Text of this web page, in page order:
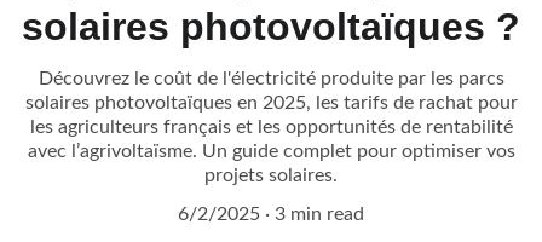
solaires photovoltaïques ?
Découvrez le coût de l'électricité produite par les parcs
solaires photovoltaïques en 2025, les tarifs de rachat pour
les agriculteurs français et les opportunités de rentabilité
avec l’agrivoltaïsme. Un guide complet pour optimiser vos
projets solaires.
6/2/2025
3 min read